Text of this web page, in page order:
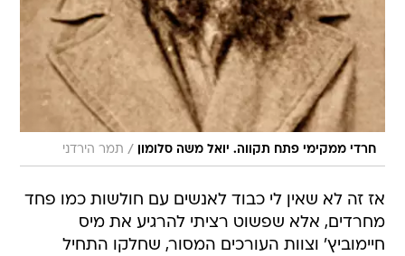
חרדי ממקימי פתח תקווה. יואל משה סלומון / תמר הירדני
אז זה לא שאין לי כבוד לאנשים עם חולשות כמו פחד
מחרדים, אלא שפשוט רציתי להרגיע את מיס
חיימוביץ' וצוות העורכים המסור, שחלקו התחיל